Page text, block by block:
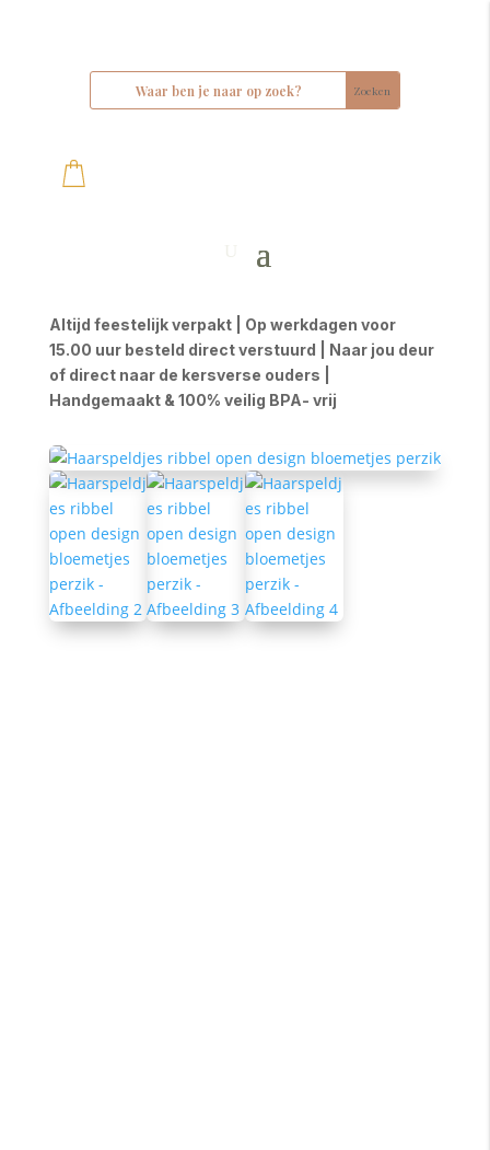
Altijd feestelijk verpakt | Op werkdagen voor
15.00 uur besteld direct verstuurd | Naar jou deur
of direct naar de kersverse ouders |
Handgemaakt & 100% veilig BPA- vrij